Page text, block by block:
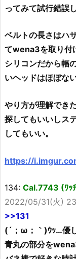
ってみて試行錯誤
ベルトの長さはハ
てwena3を取り付
シリコンだから幅
いヘッドはほぼな
やり方が理解でき
探してもいいしス
してもいい。
https://
134: Cal.7743 (ﾜ
2022/05/31(火)
>>131
(´；ω；｀)ｳｯ…優
青丸の部分を